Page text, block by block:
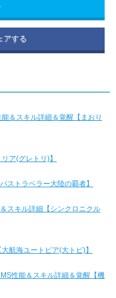
アする
＆スキル詳細＆覚醒【まおり
ア(グレトリ)】
ストラベラー大陸の覇者】
スキル詳細【シンクロニクル
航海ユートピア(大トピ)】
性能＆スキル詳細＆覚醒【機